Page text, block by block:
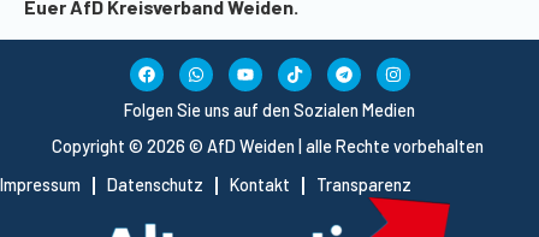
Euer AfD Kreisverband Weiden.
Copyright © 2026 © AfD Weiden | alle Rechte vorbehalten
Impressum
Datenschutz Kontakt Transparenz
Folgen Sie uns auf den Sozialen Medien